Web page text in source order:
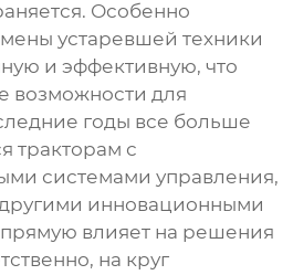
Особенно
устаревшей техники
и эффективную, что
возможности для
годы все больше
тракторам с
системами управления,
инновационными
влияет на решения
на круг